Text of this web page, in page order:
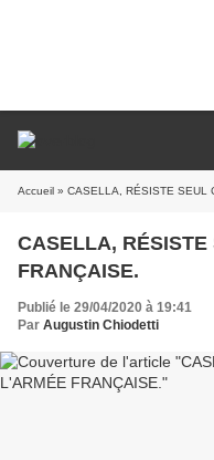
Accueil » CASELLA, RÉSISTE SEUL
CASELLA,
FRANÇAISE.
Publié le 29/04/2020 à 19:41
Par Augustin Chiodetti